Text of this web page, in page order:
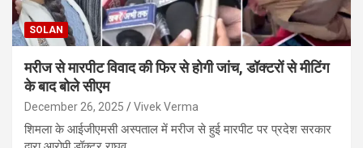
SOLAN
मरीज से मारपीट विवाद की फिर से होगी जांच, डॉक्टरों से मीटिंग
के बाद बोले सीएम
December 26, 2025 Vivek Verma
शिमला के आईजीएमसी अस्पताल में मरीज से हुई मारपीट पर प्रदेश सरकार